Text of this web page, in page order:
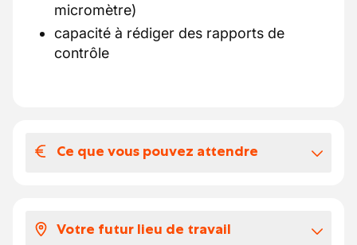
micromètre)
capacité à rédiger des rapports de
contrôle
Ce que vous pouvez attendre
Nous vous offrons :
Votre futur lieu de travail